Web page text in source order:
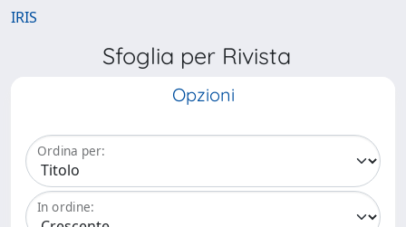
IRIS
Sfoglia per Rivista
Opzioni
Ordina per:
In ordine: